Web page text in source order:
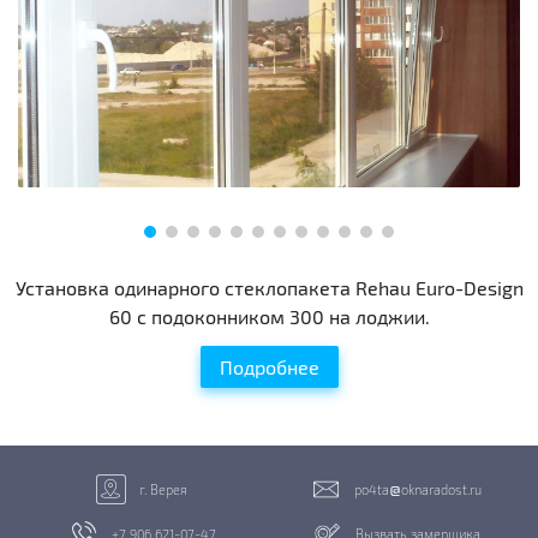
Установка одинарного стеклопакета Rehau Euro-Design
60 с подоконником 300 на лоджии.
Подробнее
г. Верея po4ta oknaradost.ru
+7 906 621-07-47 Вызвать замерщика